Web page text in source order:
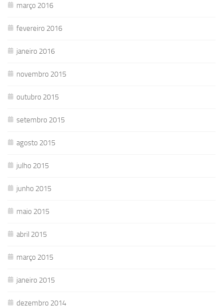
março 2016
fevereiro 2016
janeiro 2016
novembro 2015
outubro 2015
setembro 2015
agosto 2015
julho 2015
junho 2015
maio 2015
abril 2015
março 2015
janeiro 2015
dezembro 2014